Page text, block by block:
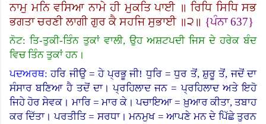
ਨਾਮੁ ਮਨਿ ਵਸਿਆ ਨਾਮੇ ਹੀ ਮੁਕਤਿ ਪਾਈ ॥ ਰਿਧਿ ਸਿਧਿ ਸਭ
ਭਗਤਾ ਚਰਣੀ ਲਾਗੀ ਗੁਰ ਕੈ ਸਹਜਿ ਸੁਭਾਈ ॥੨॥ {ਪੰਨਾ637}
ਨੋਟ: ਤਿ-ਤੁਕੀ-ਤਿੰਨ ਤੁਕਾਂ ਵਾਲੀ, ਉਹ ਅਸ਼ਟਪਦੀ ਜਿਸ ਦੇ ਹਰੇਕ ਬੰਦ
ਵਿਚ ਤਿੰਨ ਤੁਕਾਂ ਹਨ।
ਪਦਅਰਥ: ਹਰਿ ਜੀਉ = ਹੇ ਪ੍ਰਭੂ ਜੀ! ਧੁਰਿ = ਧੁਰ ਤੋਂ, ਸ਼ੁਰੂ ਤੋਂ, ਜਦੋਂ ਦਾ
ਸੰਸਾਰ ਬਣਿਆ ਹੈ ਤਦੋਂ ਦਾ। ਪ੍ਰਹਿਲਾਦ ਜਨ = ਪ੍ਰਹਿਲਾਦ ਅਤੇ ਇਹੋ
ਜਿਹੇ ਹੋਰ ਸੇਵਕ। ਮਾਰਿ = ਮਾਰ ਕੇ। ਪਚਾਇਆ = ਖ਼ੁਆਰ ਕੀਤਾ, ਤਬਾਹ
ਕਰ ਦਿੱਤਾ।ਪਰਤੀਤਿ = ਸਰਧਾ।ਮਨਮੁਖ = ਆਪਣੇ ਮਨ ਦੇ ਪਿੱਛੇ ਤੁਰਨ